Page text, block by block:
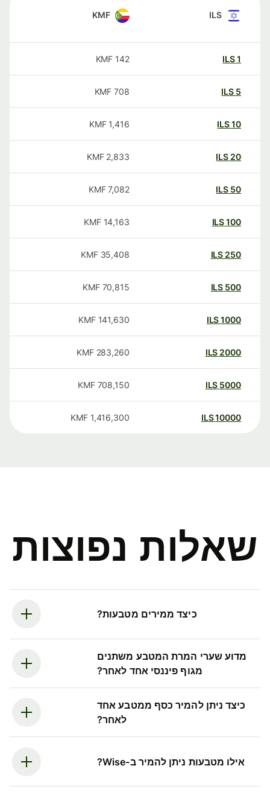
ILS
KMF
ILS
142
KMF
ILS
708
KMF
ILS
1,416
KMF
20
ILS
2,833
KMF
50
ILS
7,082
KMF
100
ILS
14,163
KMF
250
ILS
35,408
KMF
500
ILS
70,815
KMF
1000
ILS
141,630
KMF
2000
ILS
283,260
KMF
5000
ILS
708,150
KMF
10000
ILS
1,416,300
KMF
שאלות נפוצות
כיצד ממירים מטבעות?
מדוע שערי המרת המטבע משתנים
מגוף פיננסי אחד לאחר?
כיצד ניתן להמיר כסף ממטבע אחד
לאחר?
אילו מטבעות ניתן להמיר ב-Wise?